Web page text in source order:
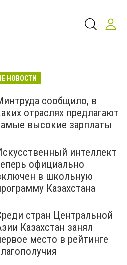
НОВОСТИ
сообщило, в
отраслях предлагают
высокие зарплаты
интеллект
официально
в школьную
Казахстана
стран Центральной
Казахстан занял
место в рейтинге